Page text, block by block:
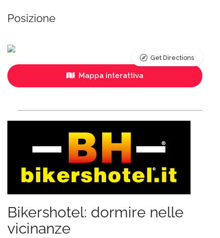
Posizione
Mappa interattiva
Get Directions
Bikershotel: dormire nelle
vicinanze